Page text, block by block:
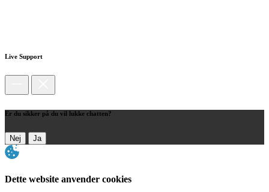
Live Support
Er du sikker på du vil lukke chatten?
Nej Ja
Dette website anvender cookies